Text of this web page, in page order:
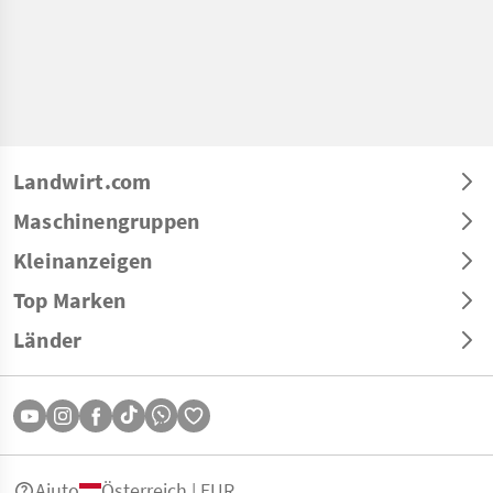
Landwirt.com
Maschinengruppen
Kleinanzeigen
Top Marken
Länder